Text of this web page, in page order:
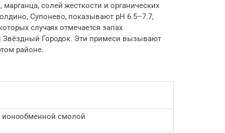
солей жесткости и органических
Супонево, показывают pH 6.5–7.7,
случаях отмечается запах
Звёздный Городок. Эти примеси вызывают
районе.
ионообменной смолой